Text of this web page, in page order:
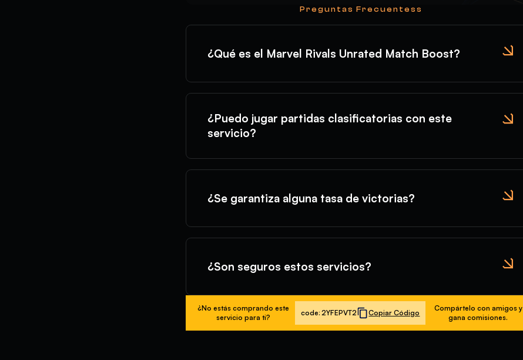
Preguntas Frecuentess
¿Qué es el Marvel Rivals Unrated Match Boost?
¿Puedo jugar partidas clasificatorias con este
servicio?
¿Se garantiza alguna tasa de victorias?
¿Son seguros estos servicios?
¿No estás comprando este
servicio para ti?
code: 2YFEPVT2 Copiar Código
Compártelo con amigos y
gana comisiones.